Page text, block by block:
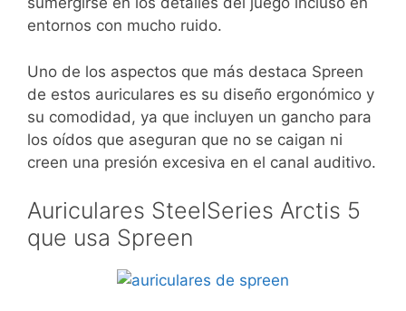
entornos con mucho ruido.
Uno de los aspectos que más destaca Spreen
de estos auriculares es su diseño ergonómico y
su comodidad, ya que incluyen un gancho para
los oídos que aseguran que no se caigan ni
creen una presión excesiva en el canal auditivo.
Auriculares SteelSeries Arctis 5
que usa Spreen